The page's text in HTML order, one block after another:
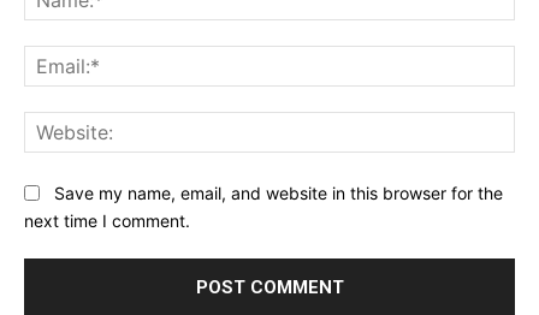
Save my name, email, and website in this browser for the
next time I comment.